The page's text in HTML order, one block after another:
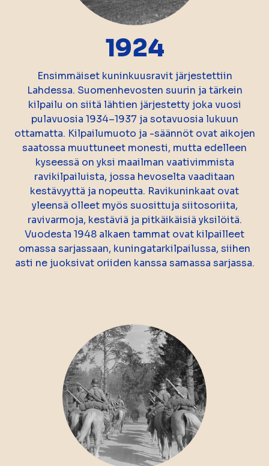
1924
Ensimmäiset kuninkuusravit järjestettiin
Lahdessa. Suomenhevosten suurin ja tärkein
kilpailu on siitä lähtien järjestetty joka vuosi
pulavuosia 1934–1937 ja sotavuosia lukuun
ottamatta. Kilpailumuoto ja -säännöt ovat aikojen
saatossa muuttuneet monesti, mutta edelleen
kyseessä on yksi maailman vaativimmista
ravikilpailuista, jossa hevoselta vaaditaan
kestävyyttä ja nopeutta. Ravikuninkaat ovat
yleensä olleet myös suosittuja siitosoriita,
ravivarmoja, kestäviä ja pitkäikäisiä yksilöitä.
Vuodesta 1948 alkaen tammat ovat kilpailleet
omassa sarjassaan, kuningatarkilpailussa, siihen
asti ne juoksivat oriiden kanssa samassa sarjassa.